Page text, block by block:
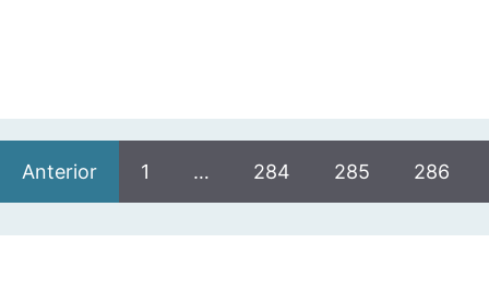
Anterior 1 … 284 285 286